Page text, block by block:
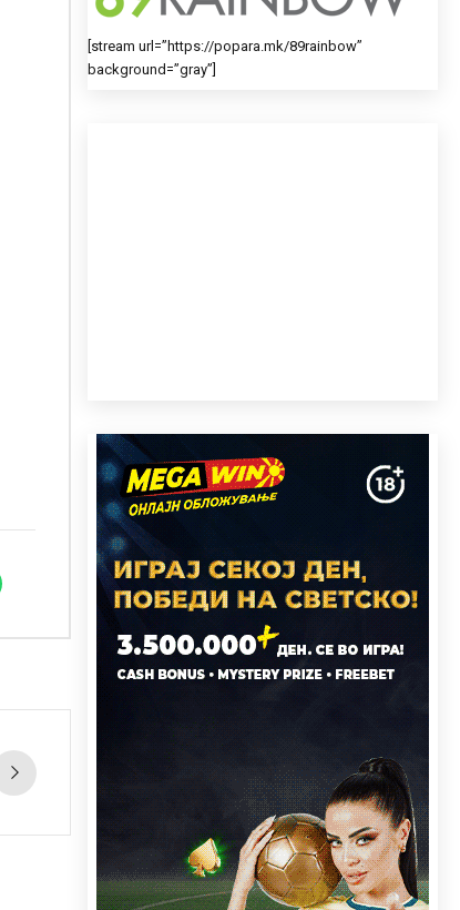
[stream url=”https://popara.mk/89rainbow”
background=”gray”]